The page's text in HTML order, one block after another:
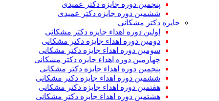
پنجمین دوره جایزه دکتر عمیدی
ششمین دوره جایزه دکتر عمیدی
جایزه دکتر مشکانی
اولین دوره اهداء جایزه دکتر مشکانی
دومین دوره اهداء جایزه دکتر مشکانی
سومین دوره اهداء جایزه دکتر مشکانی
چهارمین دوره اهداء جایزه دکتر مشکانی
پنجمین دوره اهداء جایزه دکتر مشکانی
ششمین دوره اهداء جایزه دکتر مشکانی
هفتمین دوره اهداء جایزه دکتر مشکانی
هشتمین دوره اهداء جایزه دکتر مشکانی